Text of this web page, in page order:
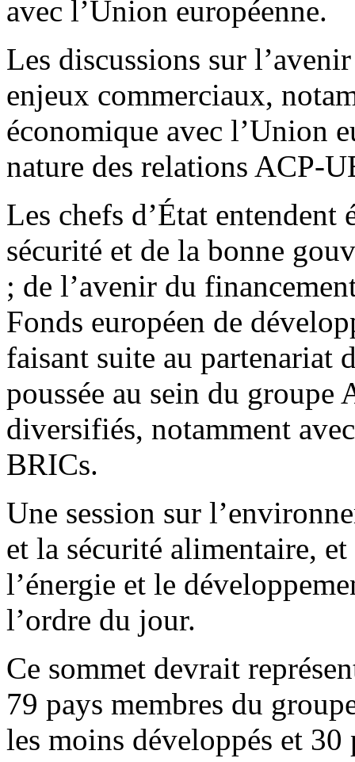
avec l’Union européenne.
Les discussions sur
enjeux commerciaux,
économique avec l’Union
nature des relations ACP-
Les chefs d’État
sécurité et de la bonne
; de l’avenir du
Fonds européen de
faisant suite au partenariat
poussée au sein du groupe
diversifiés, notamment
BRICs.
Une session sur
et la sécurité alimentaire,
l’énergie et le
l’ordre du jour.
Ce sommet devrait
79 pays membres du
les moins développés et